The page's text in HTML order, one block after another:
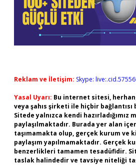
Reklam ve İletişim: Skype:
Yasal Uyarı: Bu internet sitesi,
veya şahıs şirketi ile hiçbir
Sitede yalnızca kendi hazırladığımız
paylaşılmaktadır. Burada yer alan
taşımamakta olup, gerçek kurum ve
paylaşım yapılmamaktadır. Gerçek
benzerlikleri tamamen tesadüfidir.
taslak halindedir ve tavsiye niteliği